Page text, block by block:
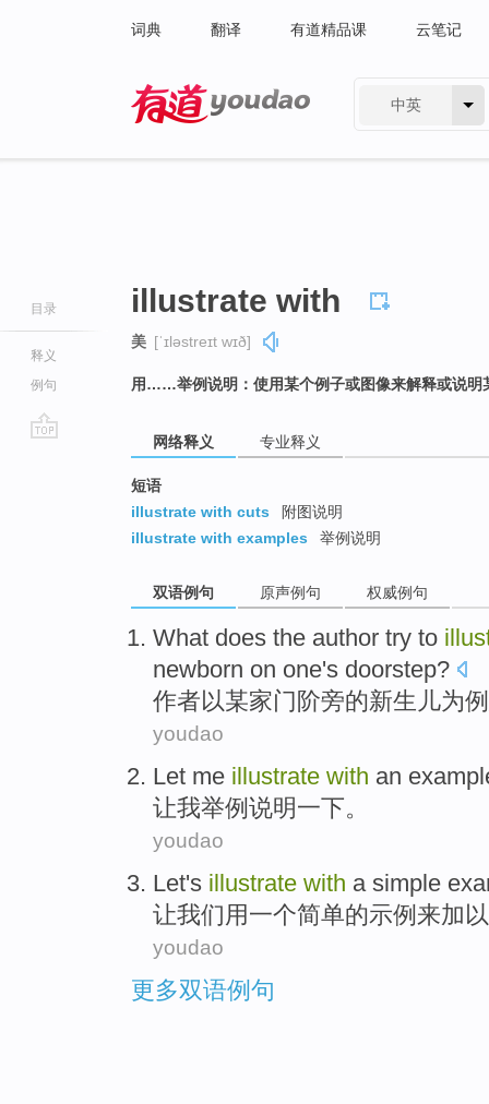
词典 翻译 有道精品课 云笔记
中英
目录
释义
例句
illustrate with
美 [ˈɪləstreɪt wɪð]
用……举例说明：使用某个例子或图像来解释或说明
网络释义 专业释义
短语
illustrate with cuts
附图说明
illustrate with examples
举例说明
双语例句 原声例句 权威例句
What does the author try to
newborn on one's doorstep?
作者以某家门 阶旁的新生儿为例
youdao
Let me illustrate with an
让我举例说明一下。
youdao
Let's illustrate with a simple
让我们用 一个简单的示例 来加
youdao
更多双语例句